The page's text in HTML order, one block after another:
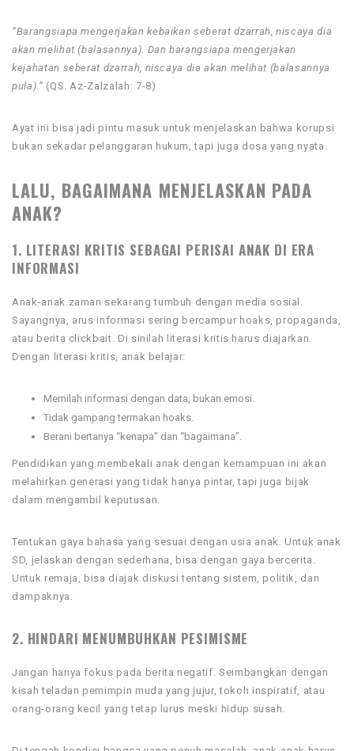
“Barangsiapa mengerjakan kebaikan seberat dzarrah, niscaya dia
akan melihat (balasannya). Dan barangsiapa mengerjakan
kejahatan seberat dzarrah, niscaya dia akan melihat (balasannya
pula).” (QS. Az-Zalzalah: 7-8)
Ayat ini bisa jadi pintu masuk untuk menjelaskan bahwa korupsi
bukan sekadar pelanggaran hukum, tapi juga dosa yang nyata.
LALU, BAGAIMANA MENJELASKAN PADA
ANAK?
1. LITERASI KRITIS SEBAGAI PERISAI ANAK DI ERA
INFORMASI
Anak-anak zaman sekarang tumbuh dengan media sosial.
Sayangnya, arus informasi sering bercampur hoaks, propaganda,
atau berita clickbait. Di sinilah literasi kritis harus diajarkan.
Dengan literasi kritis, anak belajar:
Memilah informasi dengan data, bukan emosi.
Tidak gampang termakan hoaks.
Berani bertanya “kenapa” dan “bagaimana”.
Pendidikan yang membekali anak dengan kemampuan ini akan
melahirkan generasi yang tidak hanya pintar, tapi juga bijak
dalam mengambil keputusan.
Tentukan gaya bahasa yang sesuai dengan usia anak. Untuk anak
SD, jelaskan dengan sederhana, bisa dengan gaya bercerita.
Untuk remaja, bisa diajak diskusi tentang sistem, politik, dan
dampaknya.
2. HINDARI MENUMBUHKAN PESIMISME
Jangan hanya fokus pada berita negatif. Seimbangkan dengan
kisah teladan pemimpin muda yang jujur, tokoh inspiratif, atau
orang-orang kecil yang tetap lurus meski hidup susah.